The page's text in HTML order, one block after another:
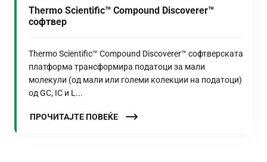
Thermo Scientific™ Compound Discoverer™
софтвер
Thermo Scientific™ Compound Discoverer™ софтверската
платформа трансформира податоци за мали
молекули (од мали или големи колекции на податоци)
од GC, IC и L...
ПРОЧИТАЈТЕ ПОВЕЌЕ